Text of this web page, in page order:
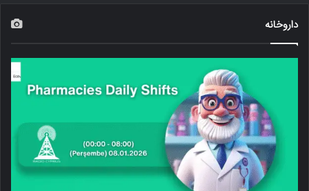
داروخانه